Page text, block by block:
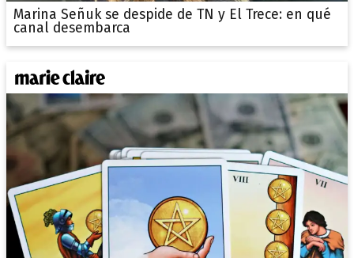
Marina Señuk se despide de TN y El Trece: en qué
canal desembarca